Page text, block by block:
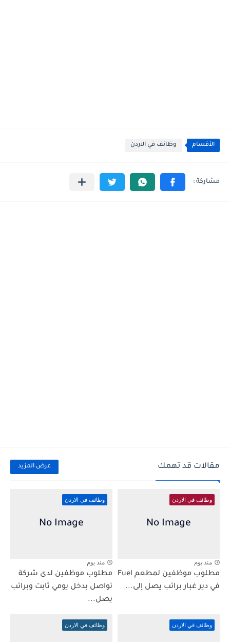
الأقسام وظائف في الاردن
مقالات قد تهمك عرض المزيد
وظائف في الاردن
منذ يوم
مطلوب موظفين لمطعم Fuel
في دير غبار براتب يصل إلى...
وظائف في الاردن
منذ يوم
مطلوب موظفين لدى شركة
تواصل بدخل يومي ثابت وبراتب
يصل...
وظائف في الاردن وظائف في الاردن